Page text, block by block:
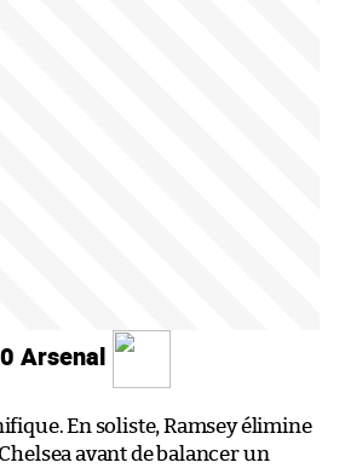
Arsenal
En soliste, Ramsey élimine
avant de balancer un